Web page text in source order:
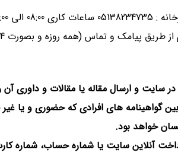
بجز ایام تعطیل
پیامک و تماس (همه روزه و بصورت 24 ساعته) با شماره :
گواهینامه های افرادی که حضوری و یا
خواهد بود.
آنلاین سایت یا شماره حساب، شماره